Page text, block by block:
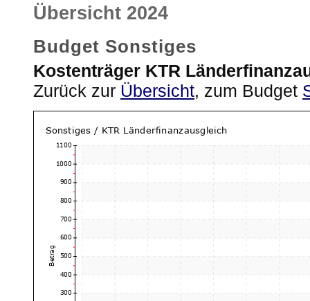
Übersicht 2024
Budget Sonstiges
Kostenträger KTR
Zurück zur Übersicht, zum Budget